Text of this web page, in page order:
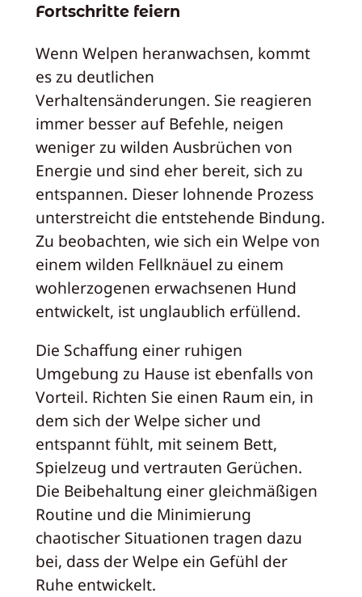
Fortschritte feiern
Wenn Welpen heranwachsen, kommt
es zu deutlichen
Verhaltensänderungen. Sie reagieren
immer besser auf Befehle, neigen
weniger zu wilden Ausbrüchen von
Energie und sind eher bereit, sich zu
entspannen. Dieser lohnende Prozess
unterstreicht die entstehende Bindung.
Zu beobachten, wie sich ein Welpe von
einem wilden Fellknäuel zu einem
wohlerzogenen erwachsenen Hund
entwickelt, ist unglaublich erfüllend.
Die Schaffung einer ruhigen
Umgebung zu Hause ist ebenfalls von
Vorteil. Richten Sie einen Raum ein, in
dem sich der Welpe sicher und
entspannt fühlt, mit seinem Bett,
Spielzeug und vertrauten Gerüchen.
Die Beibehaltung einer gleichmäßigen
Routine und die Minimierung
chaotischer Situationen tragen dazu
bei, dass der Welpe ein Gefühl der
Ruhe entwickelt.